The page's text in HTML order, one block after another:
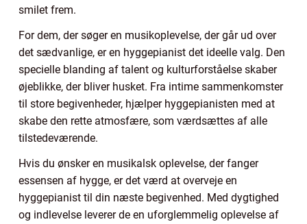
smilet frem.
For dem, der søger en musikoplevelse, der går ud over
det sædvanlige, er en hyggepianist det ideelle valg. Den
specielle blanding af talent og kulturforståelse skaber
øjeblikke, der bliver husket. Fra intime sammenkomster
til store begivenheder, hjælper hyggepianisten med at
skabe den rette atmosfære, som værdsættes af alle
tilstedeværende.
Hvis du ønsker en musikalsk oplevelse, der fanger
essensen af hygge, er det værd at overveje en
hyggepianist til din næste begivenhed. Med dygtighed
og indlevelse leverer de en uforglemmelig oplevelse af